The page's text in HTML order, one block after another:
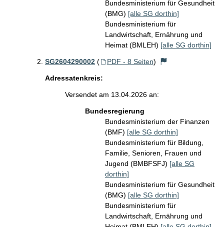
Bundesministerium für Gesundheit
(BMG) [alle SG dorthin]
Bundesministerium für
Landwirtschaft, Ernährung und
Heimat (BMLEH) [alle SG dorthin]
SG2604290002 ( PDF - 8 Seiten)
Adressatenkreis:
Versendet am 13.04.2026 an:
Bundesregierung
Bundesministerium der Finanzen
(BMF) [alle SG dorthin]
Bundesministerium für Bildung,
Familie, Senioren, Frauen und
Jugend (BMBFSFJ) [alle SG
dorthin]
Bundesministerium für Gesundheit
(BMG) [alle SG dorthin]
Bundesministerium für
Landwirtschaft, Ernährung und